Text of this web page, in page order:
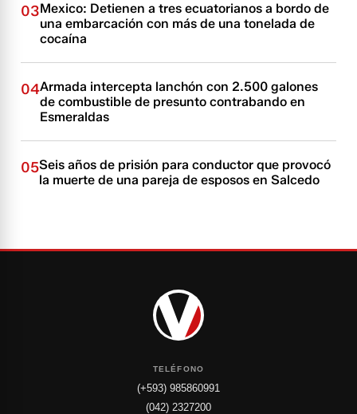
03Mexico: Detienen a tres ecuatorianos a bordo de
una embarcación con más de una tonelada de
cocaína
04Armada intercepta lanchón con 2.500 galones
de combustible de presunto contrabando en
Esmeraldas
05Seis años de prisión para conductor que provocó
la muerte de una pareja de esposos en Salcedo
TELÉFONO
(+593) 985860991
(042) 2327200